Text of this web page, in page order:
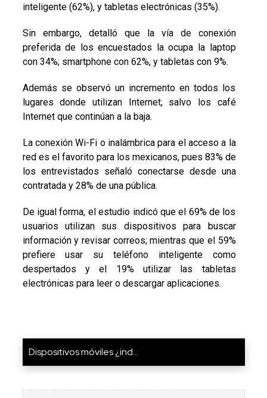
inteligente (62%), y tabletas electrónicas (35%).
Sin embargo, detalló que la vía de conexión
preferida de los encuestados la ocupa la laptop
con 34%; smartphone con 62%, y tabletas con 9%.
Además se observó un incremento en todos los
lugares donde utilizan Internet, salvo los café
Internet que continúan a la baja.
La conexión Wi-Fi o inalámbrica para el acceso a la
red es el favorito para los mexicanos, pues 83% de
los entrevistados señaló conectarse desde una
contratada y 28% de una pública.
De igual forma, el estudio indicó que el 69% de los
usuarios utilizan sus dispositivos para buscar
información y revisar correos; mientras que el 59%
prefiere usar su teléfono inteligente como
despertados y el 19% utilizar las tabletas
electrónicas para leer o descargar aplicaciones.
Dispositivos móviles ¿ind...